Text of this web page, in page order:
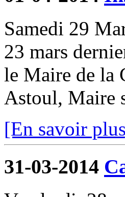
Samedi 29
23 mars
le Maire de la
Astoul, Maire
[En savoir
31-03-2014